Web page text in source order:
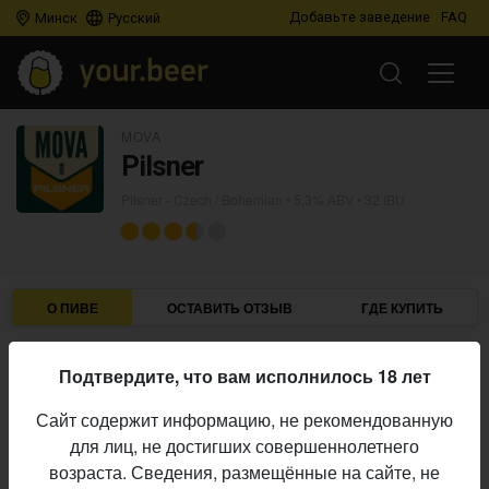
Минск Русский Добавьте заведение FAQ
Pilsner
О ПИВЕ ОСТАВИТЬ ОТЗЫВ ГДЕ КУПИТЬ
Пивоварня:
Алкоголь:
5,3%
Горечь:
32 IBU
Начало
Подтвердите, что вам исполнилось 18 лет
Сайт содержит информацию, не рекомендованную
для лиц, не достигших совершеннолетнего
возраста. Сведения, размещённые на сайте, не